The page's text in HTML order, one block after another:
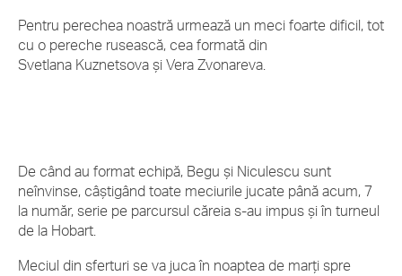
Pentru perechea noastră urmează un meci foarte dificil, tot
cu o pereche rusească, cea formată din
Svetlana Kuznetsova şi Vera Zvonareva.
De când au format echipă, Begu şi Niculescu sunt
neînvinse, câştigând toate meciurile jucate până acum, 7
la număr, serie pe parcursul căreia s-au impus şi în turneul
de la Hobart.
Meciul din sferturi se va juca în noaptea de marţi spre